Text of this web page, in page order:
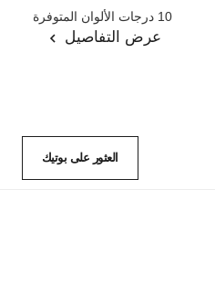
المرجع 132726
10 درجات الألوان المتوفرة
عرض التفاصيل
العثور على بوتيك